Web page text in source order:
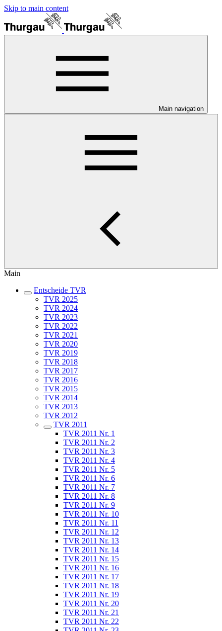
Skip to main content
Main navigation
Main
Entscheide TVR
TVR 2025
TVR 2024
TVR 2023
TVR 2022
TVR 2021
TVR 2020
TVR 2019
TVR 2018
TVR 2017
TVR 2016
TVR 2015
TVR 2014
TVR 2013
TVR 2012
TVR 2011
TVR 2011 Nr. 1
TVR 2011 Nr. 2
TVR 2011 Nr. 3
TVR 2011 Nr. 4
TVR 2011 Nr. 5
TVR 2011 Nr. 6
TVR 2011 Nr. 7
TVR 2011 Nr. 8
TVR 2011 Nr. 9
TVR 2011 Nr. 10
TVR 2011 Nr. 11
TVR 2011 Nr. 12
TVR 2011 Nr. 13
TVR 2011 Nr. 14
TVR 2011 Nr. 15
TVR 2011 Nr. 16
TVR 2011 Nr. 17
TVR 2011 Nr. 18
TVR 2011 Nr. 19
TVR 2011 Nr. 20
TVR 2011 Nr. 21
TVR 2011 Nr. 22